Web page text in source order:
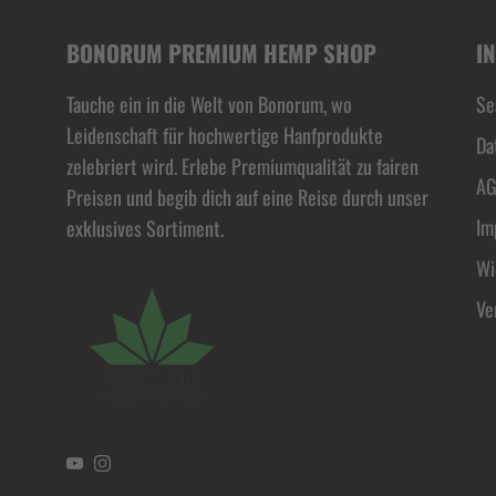
BONORUM PREMIUM HEMP SHOP
Tauche ein in die Welt von Bonorum, wo
Leidenschaft für hochwertige Hanfprodukte
zelebriert wird. Erlebe Premiumqualität zu fairen
Preisen und begib dich auf eine Reise durch unser
exklusives Sortiment.
YouTubeInstagram